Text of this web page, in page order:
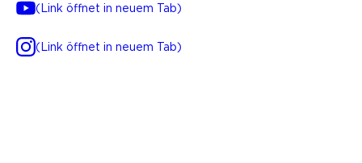
(Link öffnet in neuem Tab)
(Link öffnet in neuem Tab)